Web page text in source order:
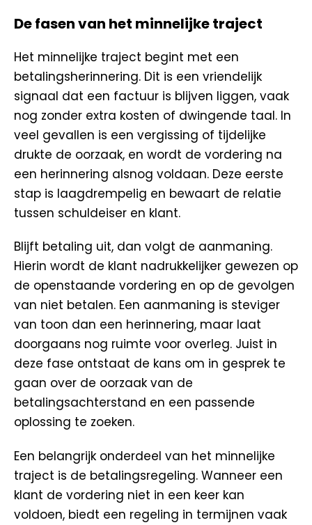
De fasen van het minnelijke traject
Het minnelijke traject begint met een
betalingsherinnering. Dit is een vriendelijk
signaal dat een factuur is blijven liggen, vaak
nog zonder extra kosten of dwingende taal. In
veel gevallen is een vergissing of tijdelijke
drukte de oorzaak, en wordt de vordering na
een herinnering alsnog voldaan. Deze eerste
stap is laagdrempelig en bewaart de relatie
tussen schuldeiser en klant.
Blijft betaling uit, dan volgt de aanmaning.
Hierin wordt de klant nadrukkelijker gewezen op
de openstaande vordering en op de gevolgen
van niet betalen. Een aanmaning is steviger
van toon dan een herinnering, maar laat
doorgaans nog ruimte voor overleg. Juist in
deze fase ontstaat de kans om in gesprek te
gaan over de oorzaak van de
betalingsachterstand en een passende
oplossing te zoeken.
Een belangrijk onderdeel van het minnelijke
traject is de betalingsregeling. Wanneer een
klant de vordering niet in een keer kan
voldoen, biedt een regeling in termijnen vaak